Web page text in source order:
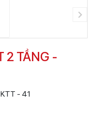
2 TẦNG -
KTT - 41